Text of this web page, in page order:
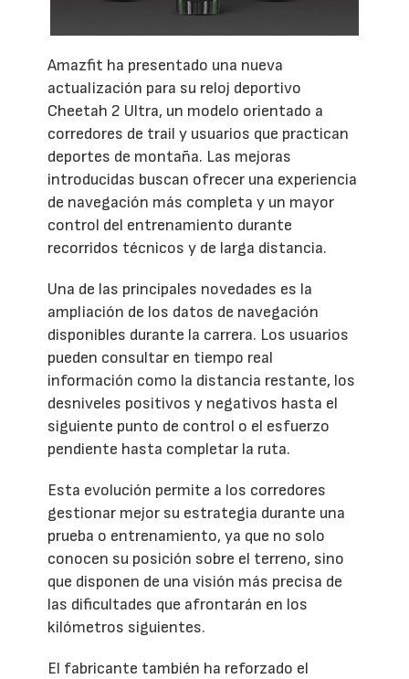
Amazfit ha presentado una nueva
actualización para su reloj deportivo
Cheetah 2 Ultra, un modelo orientado a
corredores de trail y usuarios que practican
deportes de montaña. Las mejoras
introducidas buscan ofrecer una experiencia
de navegación más completa y un mayor
control del entrenamiento durante
recorridos técnicos y de larga distancia.
Una de las principales novedades es la
ampliación de los datos de navegación
disponibles durante la carrera. Los usuarios
pueden consultar en tiempo real
información como la distancia restante, los
desniveles positivos y negativos hasta el
siguiente punto de control o el esfuerzo
pendiente hasta completar la ruta.
Esta evolución permite a los corredores
gestionar mejor su estrategia durante una
prueba o entrenamiento, ya que no solo
conocen su posición sobre el terreno, sino
que disponen de una visión más precisa de
las dificultades que afrontarán en los
kilómetros siguientes.
El fabricante también ha reforzado el